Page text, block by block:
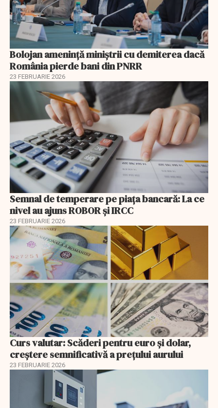
Bolojan amenință miniștrii cu demiterea dacă
România pierde bani din PNRR
23 FEBRUARIE 2026
Semnal de temperare pe piața bancară: La ce
nivel au ajuns ROBOR şi IRCC
23 FEBRUARIE 2026
Curs valutar: Scăderi pentru euro și dolar,
creștere semnificativă a prețului aurului
23 FEBRUARIE 2026